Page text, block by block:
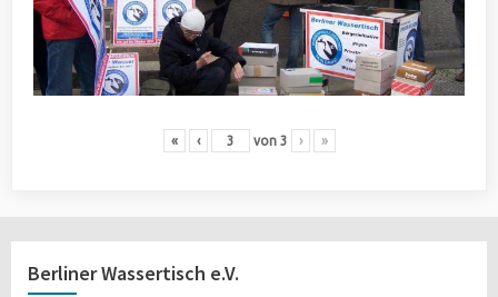
« ‹ von 3 › »
Berliner Wassertisch e.V.